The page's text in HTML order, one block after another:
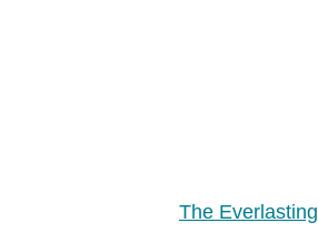
The Everlasting